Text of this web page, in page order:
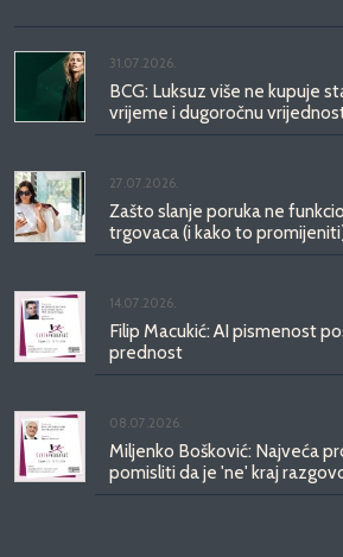
31.07.2026.
BCG: Luksuz više ne kupuje
vrijeme i dugoročnu
27.07.2026.
Zašto slanje poruka ne
trgovaca (i kako to
14.07.2026.
Filip Macukić: AI pismenost
prednost
08.07.2026.
Miljenko Bošković: Najveća
pomisliti da je 'ne' kraj